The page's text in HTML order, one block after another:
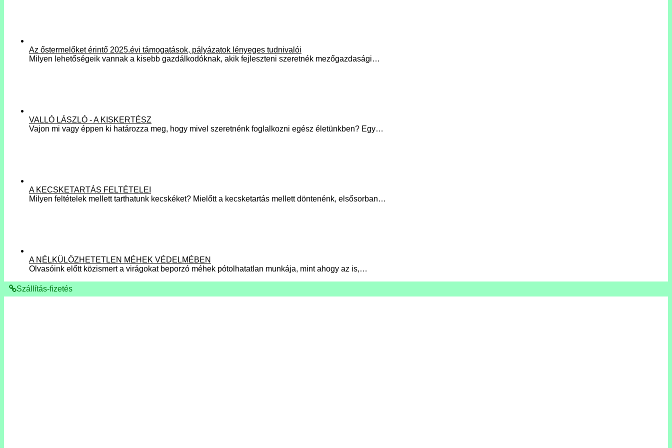
Az őstermelőket érintő 2025.évi támogatások, pályázatok lényeges tudnivalói
Milyen lehetőségeik vannak a kisebb gazdálkodóknak, akik fejleszteni szeretnék mezőgazdasági…
VALLÓ LÁSZLÓ - A KISKERTÉSZ
Vajon mi vagy éppen ki határozza meg, hogy mivel szeretnénk foglalkozni egész életünkben? Egy…
A KECSKETARTÁS FELTÉTELEI
Milyen feltételek mellett tarthatunk kecskéket? Mielőtt a kecsketartás mellett döntenénk, elsősorban…
A NÉLKÜLÖZHETETLEN MÉHEK VÉDELMÉBEN
Olvasóink előtt közismert a virágokat beporzó méhek pótolhatatlan munkája, mint ahogy az is,…
Szállítás-fizetés